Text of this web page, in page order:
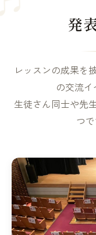
発
レッスンの成果を
の交流イ
生徒さん同士や先
つ